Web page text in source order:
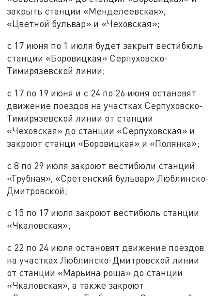
закрыть станции «Менделеевская»,
«Цветной бульвар» и «Чеховская»;
с 17 июня по 1 июля будет закрыт вестибюль
станции «Боровицкая» Серпуховско-
Тимирязевской линии;
с 17 по 19 июня и с 24 по 26 июня остановят
движение поездов на участках Серпуховско-
Тимирязевской линии от станции
«Чеховская» до станции «Серпуховская» и
закроют станци «Боровицкая» и «Полянка»;
с 8 по 29 июля закроют вестибюли станций
«Трубная», «Сретенский бульвар» Люблинско-
Дмитровской;
с 15 по 17 июля закроют вестибюль станции
«Чкаловская»;
с 22 по 24 июля остановят движение поездов
на участках Люблинско-Дмитровской линии
от станции «Марьина роща» до станции
«Чкаловская», а также закроют